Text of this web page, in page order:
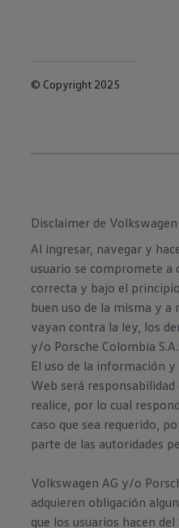
© Copyright 2025
Disclaimer de Volkswagen
Al ingresar, navegar y
usuario se compromete
correcta y bajo el
buen uso de la misma y a
vayan contra la ley, los
y/o Porsche Colombia
El uso de la información
Web será
realice, por lo cual
caso que sea requerido,
parte de las autoridades
Volkswagen AG y/o
adquieren obligación
que los usuarios hacen